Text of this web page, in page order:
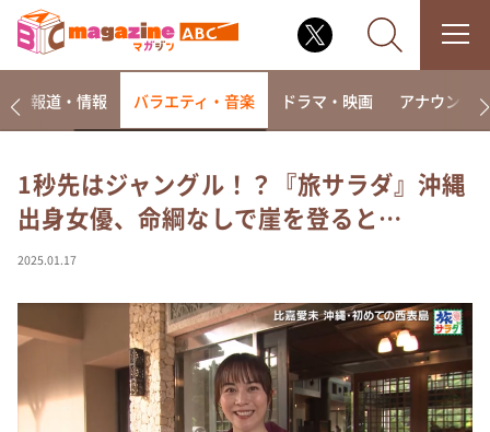
なるみ・岡村の過ぎるTV
相席食堂
～人生密着トークバラエティ！～ やすとものいたっ
て真剣です
探偵！ナイトスクープ
news おかえり
報道・情報 バラエティ・音楽 ドラマ・映画 アナウンサー
1秒先はジャングル！？『旅サラダ』沖縄
出身女優、命綱なしで崖を登ると…
2025.01.17